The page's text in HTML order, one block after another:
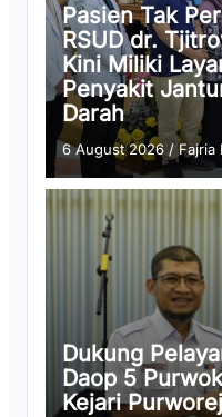
Pasien Tak
RSUD dr.
Kini Miliki
Penyakit
Darah
6 August 2026 /Fajria
Dukung
Daop 5
Kejari